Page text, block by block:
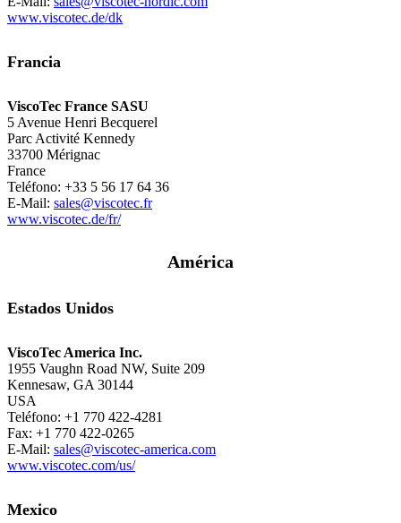
www.viscotec.de/dk
Francia
ViscoTec France SASU
5 Avenue Henri Becquerel
Parc Activité Kennedy
33700 Mérignac
France
Teléfono: +33 5 56 17 64 36
E-Mail: sales@viscotec.fr
www.viscotec.de/fr/
América
Estados Unidos
ViscoTec America Inc.
1955 Vaughn Road NW, Suite 209
Kennesaw, GA 30144
USA
Teléfono: +1 770 422-4281
Fax: +1 770 422-0265
E-Mail: sales@viscotec-america.com
www.viscotec.com/us/
Mexico